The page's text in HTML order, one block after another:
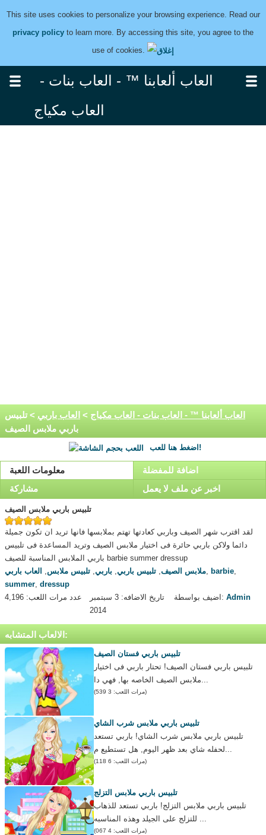
This site uses cookies to personalize your browsing experience. Read our
privacy policy to learn more. By accessing this site, you agree to the
use of cookies.
العاب ألعابنا ™ - العاب بنات -
العاب مكياج
العاب ألعابنا ™ - العاب بنات - العاب مكياج > العاب باربي > تلبيس
باربي ملابس الصيف
اضغط هنا للعب!
معلومات اللعبة
اضافة للمفضلة
مشاركة
اخبر عن ملف لا يعمل
تلبيس باربي ملابس الصيف
لقد اقترب شهر الصيف وباربي كعادتها تهتم بملابسها فانها تريد ان تكون جميلة
دائما ولاكن باربي حائرة فى اختيار ملابس الصيف وتريد المساعدة فى تلبيس
باربي الملابس المناسبة للصيف barbie summer dressup
ملابس الصيف, تلبيس باربي, باربي, تلبيس ملابس, العاب باربي , barbie,
summer, dressup
عدد مرات اللعب: 4,196
تاريخ الاضافه: 3 سبتمبر
2014
اضيف بواسطة:Admin
الالعاب المتشابه:
تلبيس باربي فستان الصيف
تلبيس باربي فستان الصيف! تحتار باربي فى اختيار
ملابس الصيف الخاصه بها, فهي دا...
(مرات اللعب: 3 539)
تلبيس باربي ملابس شرب الشاي
تلبيس باربي ملابس شرب الشاي! باربي تستعد
لحفله شاي بعد ظهر اليوم, هل تستطيع م...
(مرات اللعب: 6 118)
تلبيس باربي ملابس التزلج
تلبيس باربي ملابس التزلج! باربي تستعد للذهاب
للتزلج على الجيلد وهذه المناسبه ...
(مرات اللعب: 4 067)